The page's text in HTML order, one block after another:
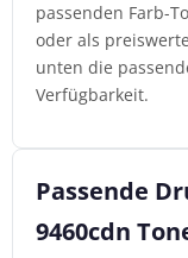
passenden Farb-
oder als
unten die
Verfügbarkeit.
Passende
9460cdn